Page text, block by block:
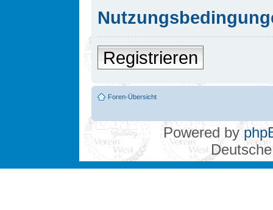
Registrieren
Foren-Übersicht
Powered by